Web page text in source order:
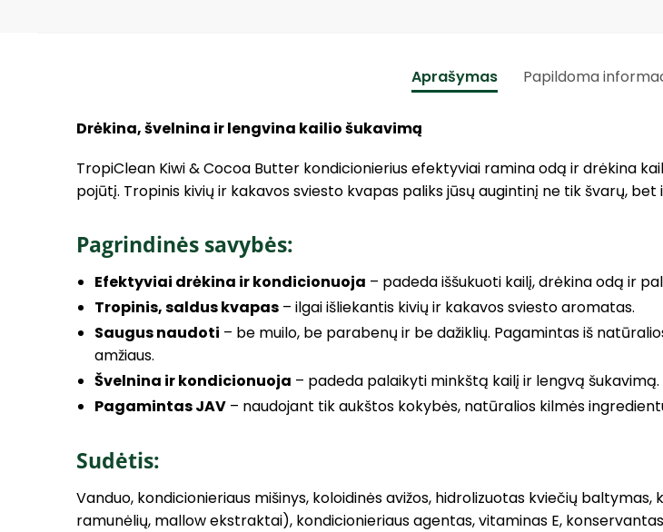
Aprašymas Papildoma
Drėkina, švelnina ir lengvina kailio šukavimą
TropiClean Kiwi & Cocoa Butter kondicionierius efektyviai ramina odą ir drėkina
pojūtį. Tropinis kivių ir kakavos sviesto kvapas paliks jūsų augintinį ne tik švarų,
Pagrindinės savybės:
Efektyviai drėkina ir kondicionuoja – padeda iššukuoti kailį, drėkina odą ir
Tropinis, saldus kvapas– ilgai išliekantis kivių ir kakavos sviesto aromatas.
Saugus naudoti – be muilo, be parabenų ir be dažiklių. Pagamintas iš
amžiaus.
Švelnina ir kondicionuoja – padeda palaikyti minkštą kailį ir lengvą šukavimą.
Pagamintas JAV– naudojant tik aukštos kokybės, natūralios kilmės
Sudėtis:
Vanduo, kondicionieriaus mišinys, koloidinės avižos, hidrolizuotas kviečių
ramunėlių, mallow ekstraktai), kondicionieriaus agentas, vitaminas E,